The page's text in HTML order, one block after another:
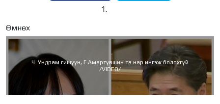
Өмнөх
Ч. Ундрам гишүүн, Г.Амартүвшин та нар ингэж болохгүй
/VIDEO/